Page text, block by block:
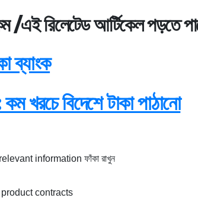
/এই রিলেটেডআর্টিকেল পড়তে
ব্যাংক
খরচে বিদেশে টাকা পাঠানো
information ফাঁকা রাখুন
contracts